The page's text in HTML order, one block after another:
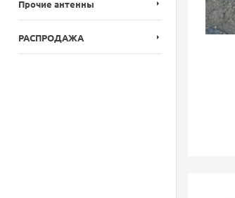
Прочие антенны
РАСПРОДАЖА